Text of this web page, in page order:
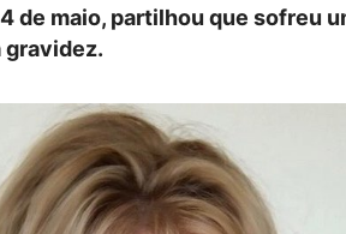
de maio, partilhou que sofreu
gravidez.